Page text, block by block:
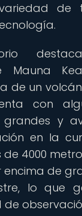
de
Mauna
de un
con
grandes y
en la
4000
de
lo que